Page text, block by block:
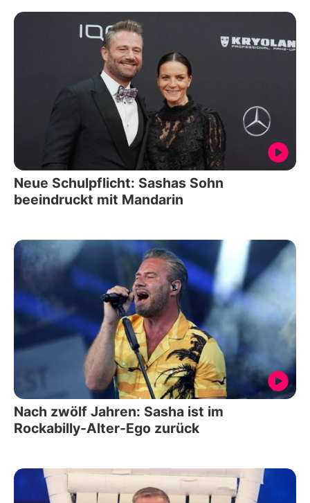
Neue Schulpflicht: Sashas Sohn
beeindruckt mit Mandarin
Nach zwölf Jahren: Sasha ist im
Rockabilly-Alter-Ego zurück